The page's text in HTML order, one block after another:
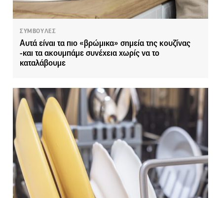
ΣΥΜΒΟΥΛΕΣ
Αυτά είναι τα πιο «βρώμικα» σημεία της κουζίνας
-και τα ακουμπάμε συνέχεια χωρίς να το
καταλάβουμε